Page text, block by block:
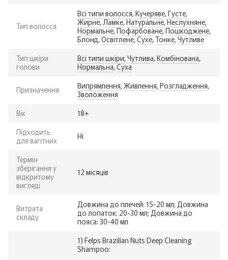
Тип волосся
Всі типи волосся,Кучеряве,Густе,
Жирне,Ламке,Натуральне,Неслухняне,
Нормальне,Пофарбоване,Пошкоджене,
Блонд,Освітлене,Сухе,Тонке,Чутливе
Тип шкіри
голови
Всі типи шкіри,Чутлива,Комбінована,
Нормальна,Суха
Призначення Випрямлення,Живлення,Розгладження,
Зволоження
Вік
18+
Підходить
для вагітних
Ні
Термін
зберігання у
відкритому
вигляді
12 місяців
Витрата
складу
Довжина до плечей: 15-20 мл; Довжина
до лопаток: 20-30 мл; Довжина до
пояса: 30-40 мл
1) Felps Brazilian Nuts Deep Cleaning
Shampoo: